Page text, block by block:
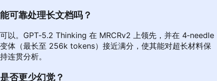
能可靠处理长文档吗？
可以。GPT‑5.2 Thinking 在 MRCRv2 上领先，并在 4‑needle
变体（最长至 256k tokens）接近满分，使其能对超长材料保
持连贯分析。
是否更少幻觉？